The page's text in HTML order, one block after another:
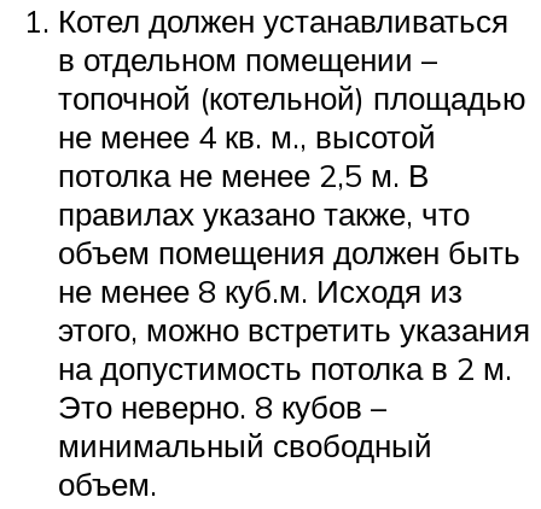
Котел должен устанавливаться
в отдельном помещении –
топочной (котельной) площадью
не менее 4 кв. м., высотой
потолка не менее 2,5 м. В
правилах указано также, что
объем помещения должен быть
не менее 8 куб.м. Исходя из
этого, можно встретить указания
на допустимость потолка в 2 м.
Это неверно. 8 кубов –
минимальный свободный
объем.